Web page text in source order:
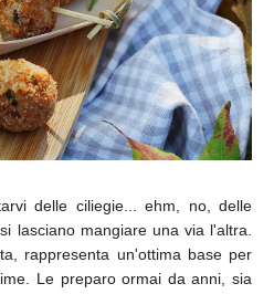
delle ciliegie... ehm, no, delle
lasciano mangiare una via l'altra.
rappresenta un'ottima base per
Le preparo ormai da anni, sia